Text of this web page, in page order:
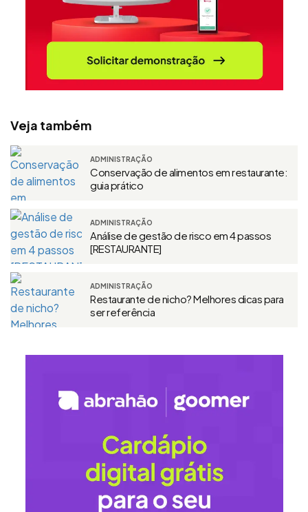
Veja também
ADMINISTRAÇÃO
Conservação de alimentos em restaurante:
guia prático
ADMINISTRAÇÃO
Análise de gestão de risco em 4 passos
[RESTAURANTE]
ADMINISTRAÇÃO
Restaurante de nicho? Melhores dicas para
ser referência